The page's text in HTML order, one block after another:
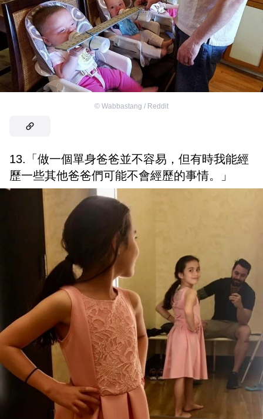
© Wabbastang / Reddit
13.「做一個單身爸爸並不容易，但有時我能經
歷一些其他爸爸們可能不會經歷的事情。」